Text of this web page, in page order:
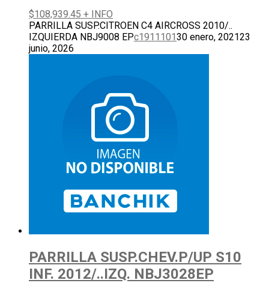
$108,939.45 + INFO
PARRILLA SUSP.CITROEN C4 AIRCROSS 2010/..
IZQUIERDA NBJ9008 EPc191110130 enero, 202123
junio, 2026
PARRILLA SUSP.CHEV.P/UP S10
INF. 2012/..IZQ. NBJ3028EP